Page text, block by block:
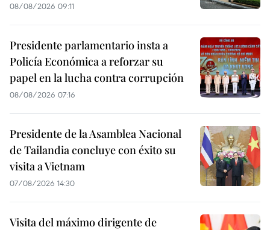
08/08/2026 09:11
Presidente parlamentario insta a
Policía Económica a reforzar su
papel en la lucha contra corrupción
08/08/2026 07:16
Presidente de la Asamblea Nacional
de Tailandia concluye con éxito su
visita a Vietnam
07/08/2026 14:30
Visita del máximo dirigente de